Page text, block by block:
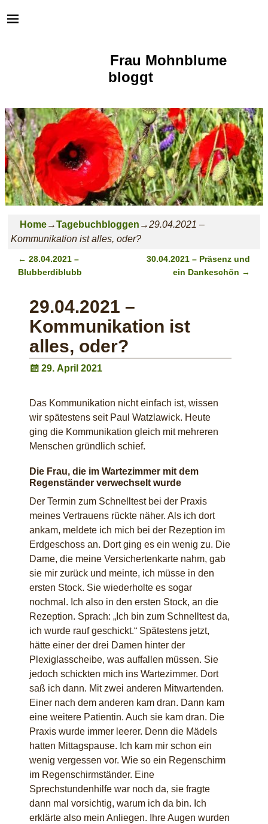
Frau Mohnblume
bloggt
Home→Tagebuchbloggen →29.04.2021 –
Kommunikation ist alles, oder?
Post navigation
← 28.04.2021 –
Blubberdiblubb
30.04.2021 – Präsenz und
ein Dankeschön →
29.04.2021 –
Kommunikation ist
alles, oder?
29. April 2021
Das Kommunikation nicht einfach ist, wissen
wir spätestens seit Paul Watzlawick. Heute
ging die Kommunikation gleich mit mehreren
Menschen gründlich schief.
Die Frau, die im Wartezimmer mit dem
Regenständer verwechselt wurde
Der Termin zum Schnelltest bei der Praxis
meines Vertrauens rückte näher. Als ich dort
ankam, meldete ich mich bei der Rezeption im
Erdgeschoss an. Dort ging es ein wenig zu. Die
Dame, die meine Versichertenkarte nahm, gab
sie mir zurück und meinte, ich müsse in den
ersten Stock. Sie wiederholte es sogar
nochmal. Ich also in den ersten Stock, an die
Rezeption. Sprach: „Ich bin zum Schnelltest da,
ich wurde rauf geschickt.“ Spätestens jetzt,
hätte einer der drei Damen hinter der
Plexiglasscheibe, was auffallen müssen. Sie
jedoch schickten mich ins Wartezimmer. Dort
saß ich dann. Mit zwei anderen Mitwartenden.
Einer nach dem anderen kam dran. Dann kam
eine weitere Patientin. Auch sie kam dran. Die
Praxis wurde immer leerer. Denn die Mädels
hatten Mittagspause. Ich kam mir schon ein
wenig vergessen vor. Wie so ein Regenschirm
im Regenschirmständer. Eine
Sprechstundenhilfe war noch da, sie fragte
dann mal vorsichtig, warum ich da bin. Ich
erklärte also mein Anliegen. Ihre Augen wurden